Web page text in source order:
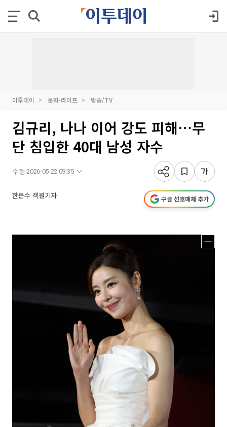
이투데이 문화·라이프 방송/TV
김규리, 나나 이어 강도 피해⋯무
단 침입한 40대 남성 자수
수정 2026-05-22 09:35
한은수 객원기자 구글 선호매체 추가